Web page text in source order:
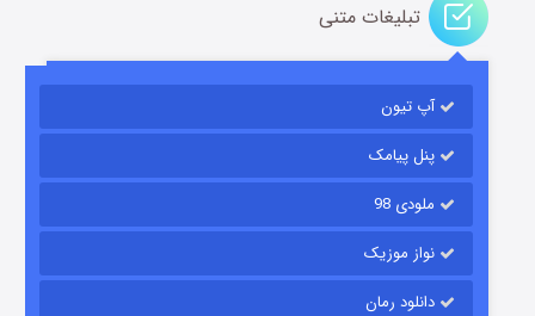
تبلیغات متنی
آپ تیون
پنل پیامک
ملودی 98
نواز موزیک
دانلود رمان